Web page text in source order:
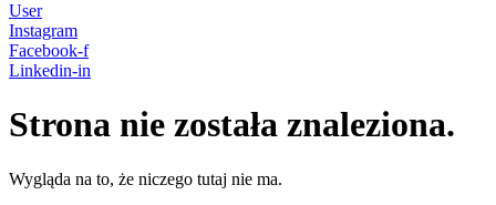
User
Instagram
Facebook-f
Linkedin-in
Strona nie została znaleziona.
Wygląda na to, że niczego tutaj nie ma.